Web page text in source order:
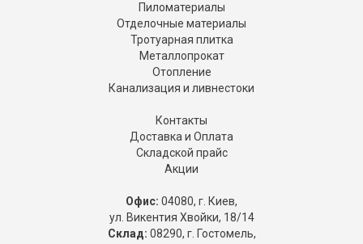
Пиломатериалы
Отделочные материалы
Тротуарная плитка
Металлопрокат
Отопление
Канализация и ливнестоки
Контакты
Доставка и Оплата
Складской прайс
Акции
Офис: 04080, г. Киев,
ул. Викентия Хвойки, 18/14
Склад: 08290, г. Гостомель,